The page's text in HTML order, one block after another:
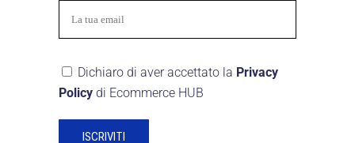
Dichiaro di aver accettato la Privacy
Policy di Ecommerce HUB